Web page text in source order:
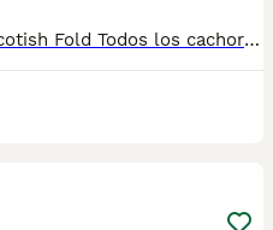
Espectaculares camada de Scotish Fold Todos los cachorritos se entregan con unos dos meses y medio de edad y sus vacunas correspondientes, desparasitados interna y externamente, con certificado de salud, y garantía tanto por enfermedad vírica como congénito genética. Posibilidad de entregar en toda España mediante transporte propio preparado para animales y con chofer privado. Los precios pueden variar según las características y morfología de cada cachorro. Añádenos al whats app o llámanos, y encantados atenderemos todas tus dudas y consultas. Teléfono / Whats app: 641 92 23 90